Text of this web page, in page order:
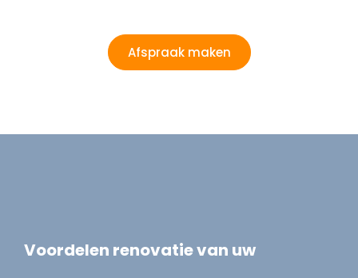
Afspraak maken
Voordelen renovatie van uw